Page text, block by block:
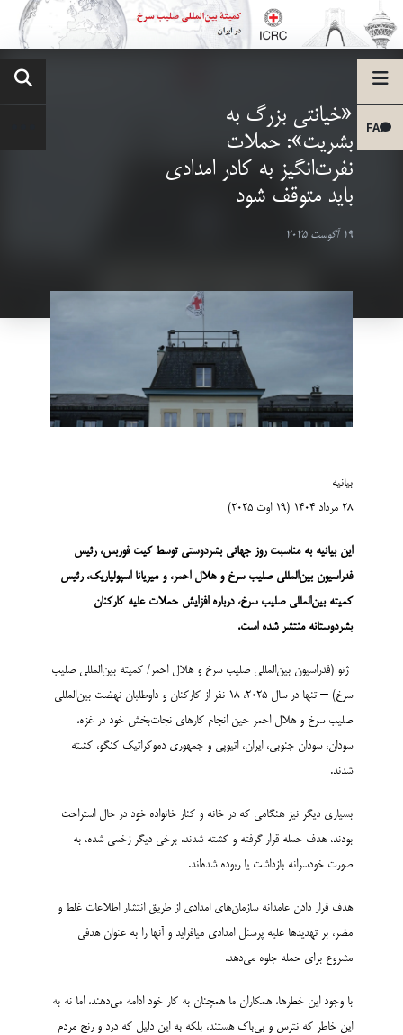
FA
«خیانتی بزرگ به
بشریت»: حملات
نفرت‌انگیز به کادر امدادی
باید متوقف شود
19 آگوست 2025
بیانیه
28 مرداد 1404 (19 اوت ۲۰۲۵)
این بیانیه به مناسبت روز جهانی بشردوستی توسط کیت فوربس، رئیس
فدراسیون بین‌المللی صلیب سرخ و هلال احمر، و میریانا اسپولیاریک، رئیس
کمیته بین‌المللی صلیب سرخ، درباره افزایش حملات علیه کارکنان
بشردوستانه منتشر شده است.
ژنو (فدراسیون بین­‌المللی صلیب سرخ و هلال احمر/ کمیته بین‌­المللی صلیب
سرخ) – تنها در سال ۲۰۲۵، ۱۸ نفر از کارکنان و داوطلبان نهضت بین‌المللی
صلیب سرخ و هلال احمر حین انجام کارهای نجات‌بخش خود در غزه،
سودان، سودان جنوبی، ایران، اتیوپی و جمهوری دموکراتیک کنگو، کشته
شدند.
بسیاری دیگر نیز هنگامی که در خانه و کنار خانواده خود در حال استراحت
بودند، هدف حمله قرار گرفته و کشته شدند. برخی دیگر زخمی شده، به
صورت خودسرانه بازداشت یا ربوده شده‌اند.
هدف قرار دادن عامدانه سازمان‌های امدادی از طریق انتشار اطلاعات غلط و
مضر، بر تهدیدها علیه پرسنل امدادی می­افزاید و آنها را به عنوان هدفی
مشروع برای حمله جلوه می‌دهد.
با وجود این خطرها، همکاران ما همچنان به کار خود ادامه می‌دهند، اما نه به
این خاطر که نترس و بی­‌باک هستند، بلکه به این دلیل که درد و رنج مردم